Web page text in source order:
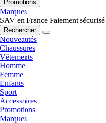
Promotions
Marques
SAV en France Paiement sécurisé
Rechercher
Nouveautés
Chaussures
Vêtements
Homme
Femme
Enfants
Sport
Accessoires
Promotions
Marques